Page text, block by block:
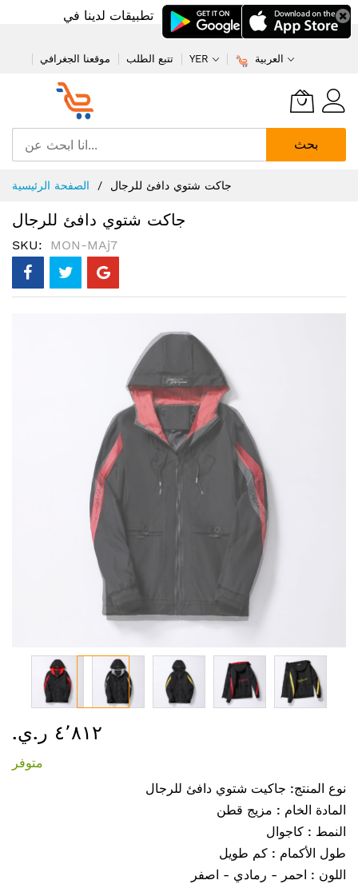
تطبيقات لدينا في
موقعنا الجغرافي تتبع الطلب YER العربية
بحث
إلى
المحتوى
الصفحة الرئيسية جاكت شتوي دافئ للرجال
جاكت شتوي دافئ للرجال
SKU MON-MAj7
إلى
معرض
٤٬٨١٢ ر.ي.‏
متوفر
نوع المنتج: جاكيت شتوي دافئ للرجال
المادة الخام : مزيج قطن
النمط : كاجوال
طول الأكمام : كم طويل
اللون : احمر - رمادي - اصفر